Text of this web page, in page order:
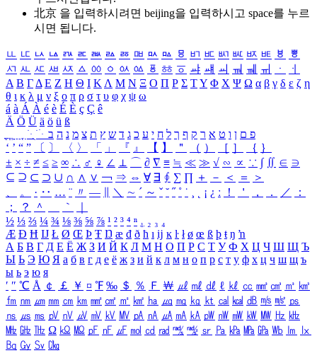
北京 을 입력하시려면 beijing을 입력하시고 space를 누르
시면 됩니다.
ㅥ ㅦ ㅧ ㅨ ㅩ ㅪ ㅫ ㅬ ㅭ ㅮ ㅯ ㅰ ㅱ ㅲ ㅳ ㅴ ㅵ ㅶ ㅷ ㅸ
ㅹ
ㅺ ㅻ ㅼ ㅽ ㅾ ㅿ ㆀ ㆁ ㆂ ㆃ ㆄ ㆅ ㆆ ㆇ ㆈ ㆉ ㆊ ㆋ ㆌ ㆍ
ㆎ
Α Β ΓΔ Ε Ζ Η Θ Ι ΚΛ Μ Ν Ξ Ο Π Ρ Σ ΤΥ Φ Χ Ψ Ω α β γ δ ε ζ η
θ ι κ λ μ ν ξ ο π ρ σ τ υ φ χ ψ ω
á à Á À é è É È ç Ç ê
Ä Ö Ü ä ö ü ß
ִֶֹ ֻּ ׁׂ פ ם ן ו ט א ר ק ף ך ל ח י ע כ ג ד ש ץ ת צ מ נ ה ב
‘ ’ “ ” 〔 〕 〈 〉 「 」 『 』 【 】 ＂ （ ） ［ ］ ｛ ｝
± × ÷ ≠ ≤ ≥ ∞ ∴ ♂ ♀ ∠ ⊥ ⌒ ∂ ∇ ≡ ≒ ≪ ≫ √ ∽ ∝ ∵ ∫ ∬ ∈ ∋
⊆ ⊇ ⊂ ⊃ ∪ ∩ ∧ ∨ ￢ ⇒ ⇔ ∀ ∃ ∮ ∑ ∏ ＋ － ＜ ＝
＞
、
。 · ‥ … ¨ 〃 ― ＼ ∼ ´ ～ ˇ ˘ ˝ ˚ ˙ ¸ ¡ ¿ ː ！ ＇ ， ． ／
：
；
？ ＾ ｀
½ ⅓ ⅔ ¼ ¾ ⅛ ⅜ ⅝ ⅞ ¹ ² ³ ⁴ ⁿ ₁ ₂ ₃ ₄
Æ Ð Ħ Ĳ Ł Ø Œ Þ Ŧ Ŋ æ đ ð ħ ı ĳ ĸ ŀ ł ø œ ß þ ŧ ŋ ŉ
А Б В Г Д Е Ё Ж З И Й К Л М Н О П Р С Т У Ф Х Ц Ч Ш Щ Ъ
Ы Ь Э Ю Я а б в г д е ё ж з и й к л м н о п р с т у ф х ц ч ш щ ъ
ы ь э ю я
′ ″ ℃ Å ￠ ￡ ￥ ¤ ℉ ‰ ＄ ％ Ｆ ￦ ㎕ ㎖ ㎗ ℓ ㎘ ㏄ ㎣ ㎤ ㎥ ㎦
㎙ ㎚ ㎛ ㎜ ㎝ ㎞ ㎟ ㎠ ㎡ ㎢ ㏊ ㎍ ㎎ ㎏ ㏏ ㎈ ㎉ ㏈ ㎧ ㎨ ㎰
㎱ ㎲ ㎳ ㎴ ㎵ ㎶ ㎷ ㎸ ㎹ ㎀ ㎁ ㎂ ㎃ ㎄ ㎺ ㎻ ㎽ ㎾ ㎿ ㎐ ㎑
㎒ ㎓ ㎔ Ω ㏀ ㏁ ㎊ ㎋ ㎌ ㏖ ㏅ ㎭ ㎮ ㎯ ㏛ ㎩ ㎪ ㎫ ㎬ ㏝ ㏐
㏓
㏃ ㏉ ㏜ ㏆